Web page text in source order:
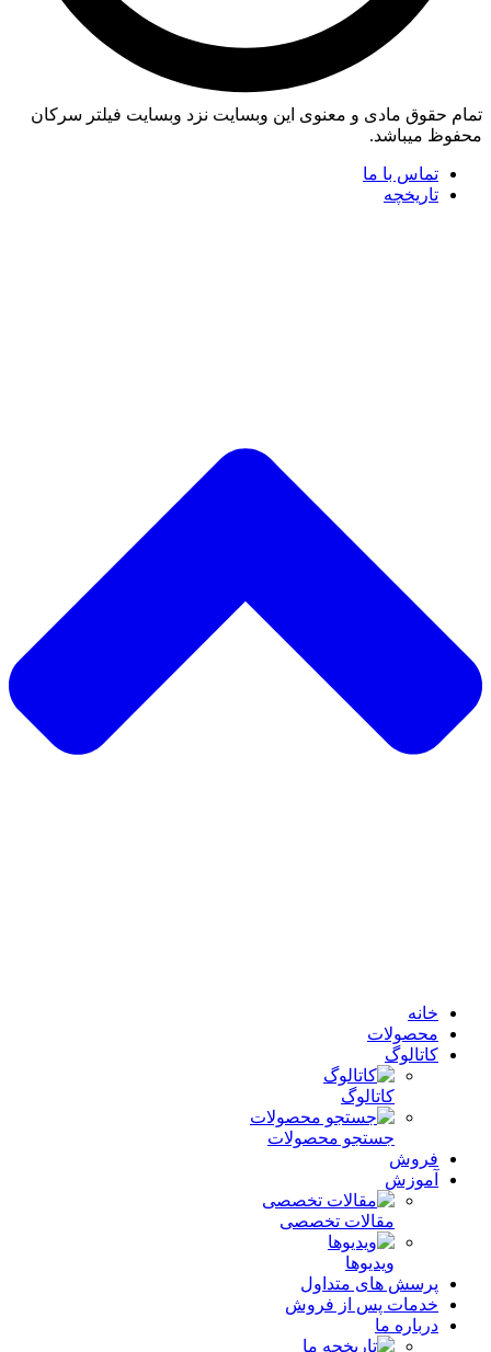
تمام حقوق مادی و معنوی این وبسایت نزد وبسایت فیلتر سرکان
محفوظ میباشد.
تماس با ما
تاریخچه
خانه
محصولات
کاتالوگ
کاتالوگ
جستجو محصولات
فروش
آموزش
مقالات تخصصی
ویدیوها
پرسش های متداول
خدمات پس از فروش
درباره ما